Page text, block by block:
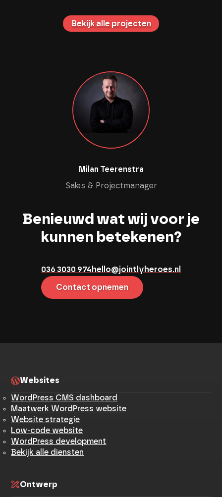
Bekijk alle projecten
Milan Teerenstra
Sales & Projectmanager
Benieuwd wat wij voor je
kunnen betekenen?
036 3030 974 hello@jointlyheroes.nl
Contact opnemen
Websites
WordPress CMS dashboard
Maatwerk WordPress website
Website strategie
Low-code website
WordPress development
Bekijk alle diensten
Ontwerp